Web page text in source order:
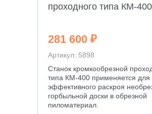
проходного типа КМ-400
281 600 ₽
Артикул: 5898
Станок кромкообрезной
типа КМ-400 применяется для
эффективного раскроя
горбыльной доски в обрезной
пиломатериал.